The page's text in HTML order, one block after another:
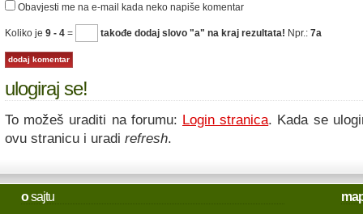
Obavjesti me na e-mail kada neko napiše komentar
Koliko je 9 - 4 = takođe dodaj slovo "a" na kraj rezultata! Npr.: 7a
ulogiraj se!
To možeš uraditi na forumu: Login stranica. Kada se
ovu stranicu i uradi refresh.
osajtu